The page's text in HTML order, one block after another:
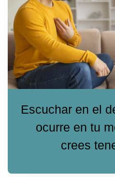
Escuchar en el
ocurre en tu
crees